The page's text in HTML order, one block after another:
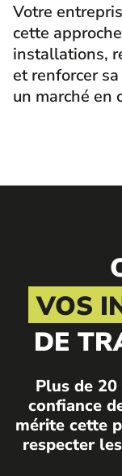
Votre
cette
installations,
et renforcer
un marché en
VOS
DE
Plus de
confiance
mérite cette
respecter